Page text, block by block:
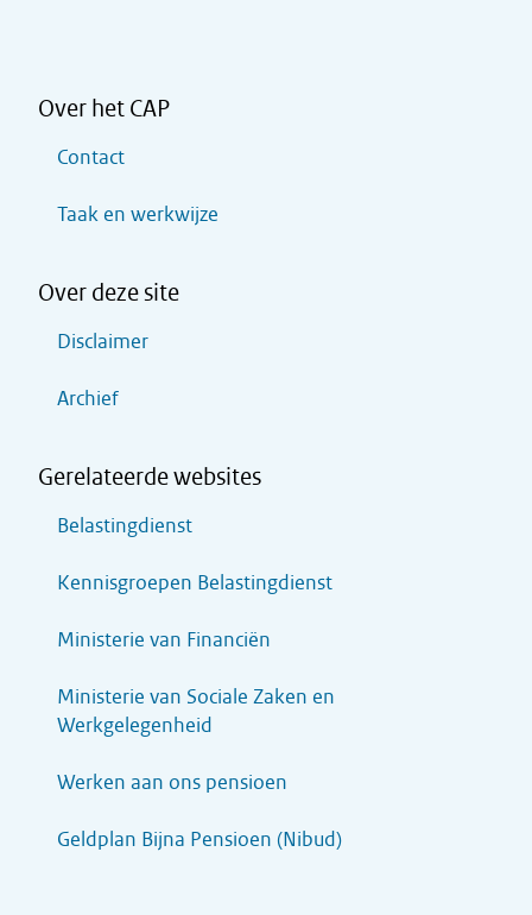
Over het CAP
Contact
Taak en werkwijze
Over deze site
Disclaimer
Archief
Gerelateerde websites
Belastingdienst
Kennisgroepen Belastingdienst
Ministerie van Financiën
Ministerie van Sociale Zaken en
Werkgelegenheid
Werken aan ons pensioen
Geldplan Bijna Pensioen (Nibud)